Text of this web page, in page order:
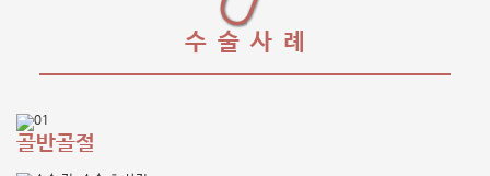
수술사 례
골반골절